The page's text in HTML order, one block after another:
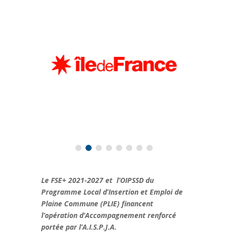
Le FSE+ 2021-2027 et l’OIPSSD du
Programme Local d’Insertion et Emploi de
Plaine Commune (PLIE) financent
l’opération d’Accompagnement renforcé
portée par l’A.I.S.P.J.A.